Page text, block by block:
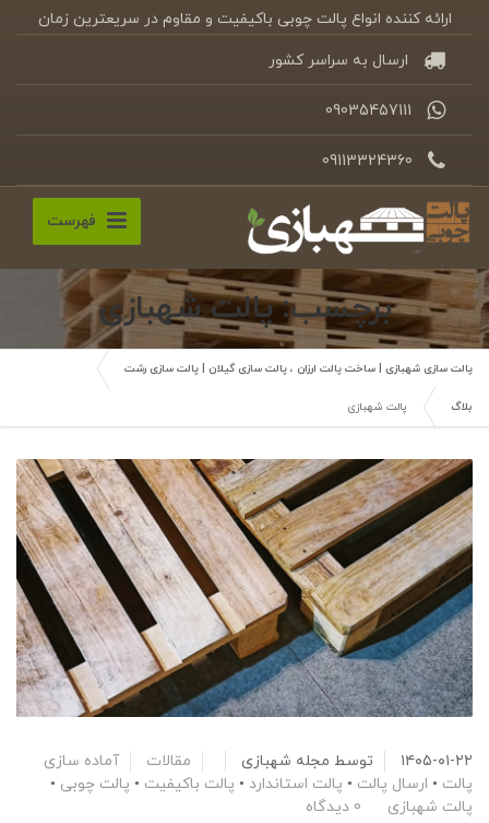
ارائه کننده انواع پالت چوبی باکیفیت و مقاوم در سریعترین زمان
ارسال به سراسر کشور
09035457111
09113324360
فهرست
برچسب: پالت شهبازی
پالت سازی شهبازی | ساخت پالت ارزان ، پالت سازی گیلان | پالت سازی رشت
بلاگ پالت شهبازی
۱۴۰۵-۰۱-۲۲ توسط مجله شهبازی مقالات
آماده سازی
پالت • ارسال پالت • پالت استاندارد • پالت باکیفیت • پالت چوبی •
پالت شهبازی
0 دیدگاه